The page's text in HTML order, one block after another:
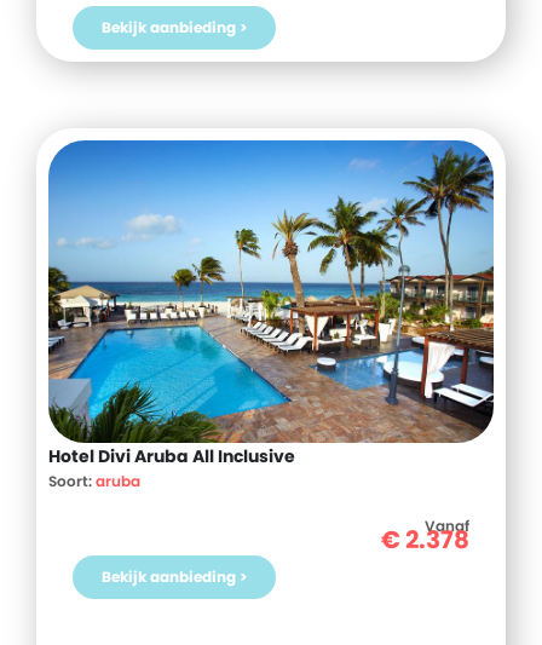
Bekijk aanbieding >
Hotel Divi Aruba All Inclusive
Soort:aruba
Vanaf
€2.378
Bekijk aanbieding >